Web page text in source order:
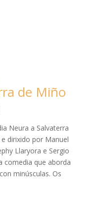
de Miño
Neura a Salvaterra
dirixido por Manuel
Llaryora e Sergio
comedia que aborda
minúsculas. Os